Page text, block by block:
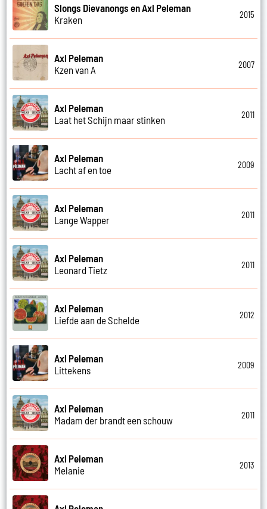
Slongs Dievanongs en Axl Peleman
Kraken
2015
Axl Peleman
Kzen van A
2007
Axl Peleman
Laat het Schijn maar stinken
2011
Axl Peleman
Lacht af en toe
2009
Axl Peleman
Lange Wapper
2011
Axl Peleman
Leonard Tietz
2011
Axl Peleman
Liefde aan de Schelde
2012
Axl Peleman
Littekens
2009
Axl Peleman
Madam der brandt een schouw
2011
Axl Peleman
Melanie
2013